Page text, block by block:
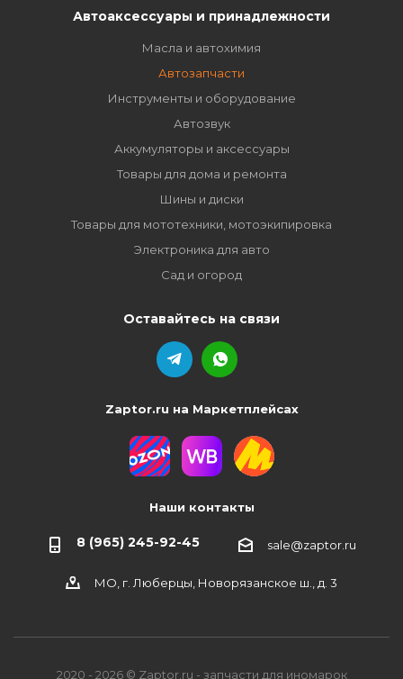
Автоаксессуары и принадлежности
Масла и автохимия
Автозапчасти
Инструменты и оборудование
Автозвук
Аккумуляторы и аксессуары
Товары для дома и ремонта
Шины и диски
Товары для мототехники, мотоэкипировка
Электроника для авто
Сад и огород
Оставайтесь на связи
Zaptor.ru на Маркетплейсах
Наши контакты
8 (965) 245-92-45 sale@zaptor.ru
МО, г. Люберцы, Новорязанское ш., д. 3
2020 - 2026 © Zaptor.ru - запчасти для иномарок